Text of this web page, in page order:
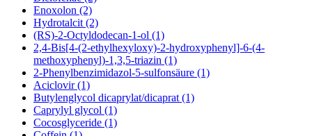
Enoxolon (2)
Hydrotalcit (2)
(RS)-2-Octyldodecan-1-ol (1)
2,4-Bis[4-(2-ethylhexyloxy)-2-hydroxyphenyl]-6-(4-
methoxyphenyl)-1,3,5-triazin (1)
2-Phenylbenzimidazol-5-sulfonsäure (1)
Aciclovir (1)
Butylenglycol dicaprylat/dicaprat (1)
Caprylyl glycol (1)
Cocosglyceride (1)